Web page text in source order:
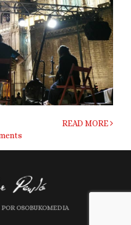
READ MORE
OSOBUKOMEDIA